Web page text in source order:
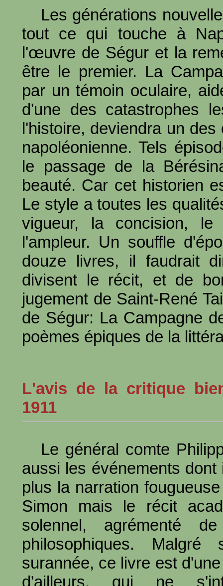
Les générations
tout ce qui touche à
l'œuvre de Ségur et la
être le premier. La
par un témoin oculaire,
d'une des catastrophes
l'histoire, deviendra un
napoléonienne. Tels
le passage de la
beauté. Car cet historien
Le style a toutes les
vigueur, la concision, le
l'ampleur. Un souffle
douze livres, il faudrait
divisent le récit, et de
jugement de Saint-René
de Ségur: La Campagne
poèmes épiques de la
L'avis de la critique
1911
Le général comte
aussi les événements
plus la narration
Simon mais le récit
solennel, agrémenté
philosophiques.
surannée, ce livre est
d'ailleurs, qui ne